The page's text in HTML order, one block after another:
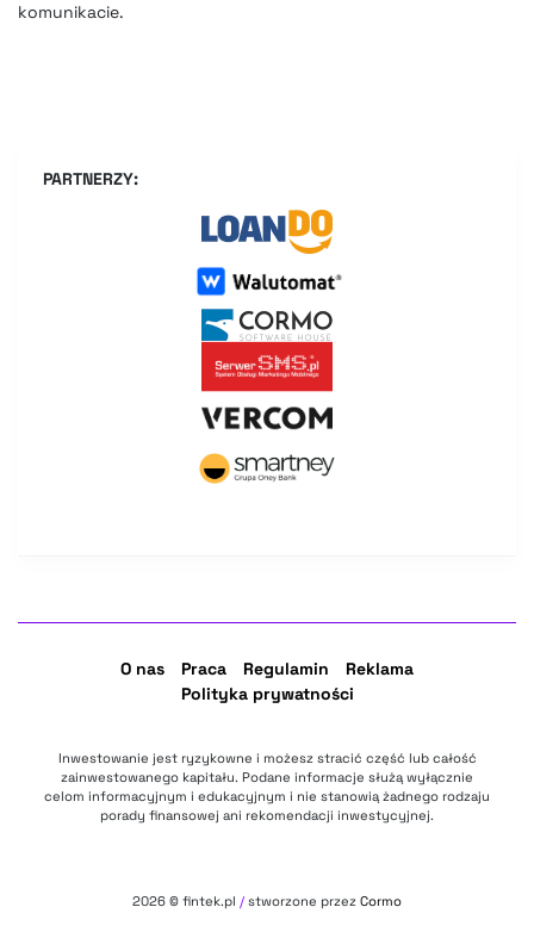
komunikacie.
PARTNERZY:
O nas Praca Regulamin
Reklama
Polityka prywatności
Inwestowanie jest ryzykowne i możesz stracić część lub całość
zainwestowanego kapitału. Podane informacje służą wyłącznie
celom informacyjnym i edukacyjnym i nie stanowią żadnego rodzaju
porady finansowej ani rekomendacji inwestycyjnej.
2026 © fintek.pl / stworzone przez Cormo